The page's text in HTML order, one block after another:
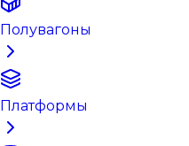
Полувагоны
Платформы